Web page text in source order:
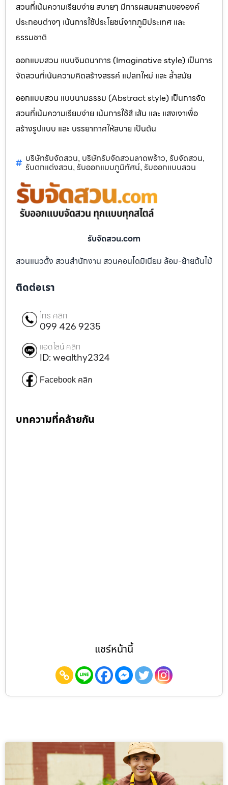
สวนที่เน้นความเรียบง่าย สบายๆ มีการผสมผสานขององค์
ประกอบต่างๆ เน้นการใช้ประโยชน์จากภูมิประเทศ และ
ธรรมชาติ
ออกแบบสวน แบบจินตนาการ (Imaginative style) เป็นการ
จัดสวนที่เน้นความคิดสร้างสรรค์ แปลกใหม่ และ ล้ำสมัย
ออกแบบสวน แบบนามธรรม (Abstract style) เป็นการจัด
สวนที่เน้นความเรียบง่าย เน้นการใช้สี เส้น และ แสงเงาเพื่อ
สร้างรูปแบบ และ บรรยากาศให้สบาย เป็นต้น
บริษัทรับจัดสวน, บริษัทรับจัดสวนลาดพร้าว, รับจัดสวน,
รับตกแต่งสวน, รับออกแบบภูมิทัศน์, รับออกแบบสวน
รับจัดสวน.com
สวนแนวตั้ง สวนสำนักงาน สวนคอนโดมิเนียม ล้อม-ย้ายต้นไม้
ติดต่อเรา
โทร คลิก
099 426 9235
แอดไลน์ คลิก
ID: wealthy2324
Facebook คลิก
บทความที่คล้ายกัน
แชร์หน้านี้